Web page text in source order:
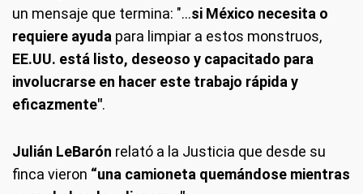
un mensaje que termina: "...si México necesita o
requiere ayuda para limpiar a estos monstruos,
EE.UU. está listo, deseoso y capacitado para
involucrarse en hacer este trabajo rápida y
eficazmente".
Julián LeBarón relató a la Justicia que desde su
finca vieron “una camioneta quemándose mientras